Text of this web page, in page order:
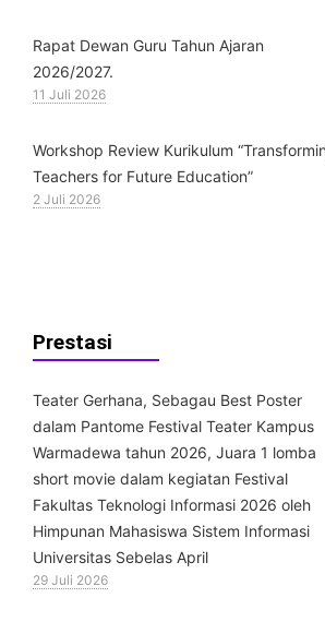
Rapat Dewan Guru Tahun Ajaran
2026/2027.
11 Juli 2026
Workshop Review Kurikulum
Teachers for Future Education”
2 Juli 2026
Prestasi
Teater Gerhana, Sebagau Best Poster
dalam Pantome Festival Teater Kampus
Warmadewa tahun 2026, Juara 1 lomba
short movie dalam kegiatan Festival
Fakultas Teknologi Informasi 2026 oleh
Himpunan Mahasiswa Sistem Informasi
Universitas Sebelas April
29 Juli 2026